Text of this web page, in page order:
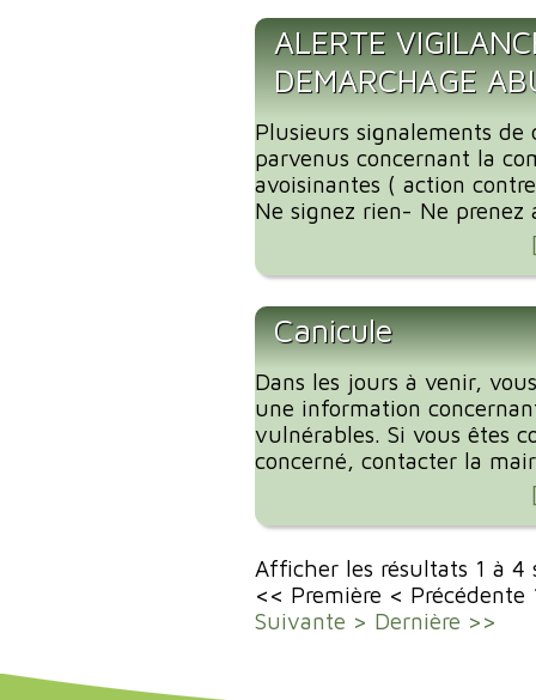
ALERTE
DEMARCHAGE
Plusieurs signalements
parvenus concernant la
avoisinantes ( action
Ne signez rien- Ne prenez
Canicule
Dans les jours à venir,
une information
vulnérables. Si vous êtes
concerné, contacter la
Afficher les résultats 1 à
<< Première < Précédente
Suivante > Dernière >>